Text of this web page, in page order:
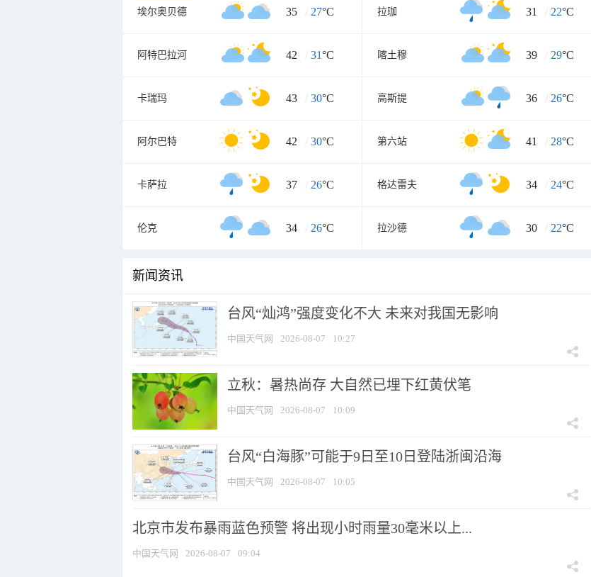
埃尔奥贝德 35 / 27°C 拉珈 31 / 22°C
阿特巴拉河 42 / 31°C 喀土穆 39 / 29°C
卡瑞玛 43 / 30°C 高斯提 36 / 26°C
阿尔巴特 42 / 30°C 第六站 41 / 28°C
卡萨拉 37 / 26°C 格达雷夫 34 / 24°C
伦克 34 / 26°C 拉沙德 30 / 22°C
新闻资讯
台风“灿鸿”强度变化不大 未来对我国无影响
中国天气网 2026-08-07 10:27
立秋：暑热尚存 大自然已埋下红黄伏笔
中国天气网 2026-08-07 10:09
台风“白海豚”可能于9日至10日登陆浙闽沿海
中国天气网 2026-08-07 10:05
北京市发布暴雨蓝色预警 将出现小时雨量30毫米以上...
中国天气网 2026-08-07 09:04